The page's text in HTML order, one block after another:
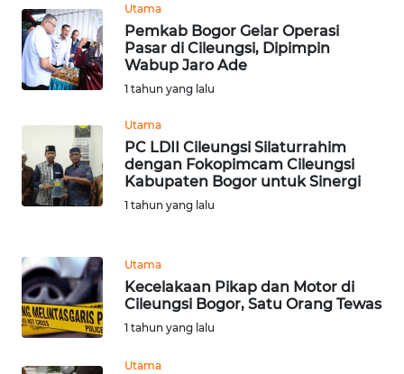
Utama
Pemkab Bogor Gelar Operasi
Pasar di Cileungsi, Dipimpin
Wabup Jaro Ade
1 tahun yang lalu
Utama
PC LDII Cileungsi Silaturrahim
dengan Fokopimcam Cileungsi
Kabupaten Bogor untuk Sinergi
1 tahun yang lalu
Utama
Kecelakaan Pikap dan Motor di
Cileungsi Bogor, Satu Orang Tewas
1 tahun yang lalu
Utama
LABUHANBATU
WN
TAPANULI
WN DELI
SERDANG
WN
PAKPAK
WN